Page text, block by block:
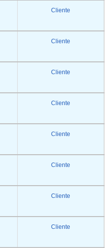
Cliente
Cliente
Cliente
Cliente
Cliente
Cliente
Cliente
Cliente